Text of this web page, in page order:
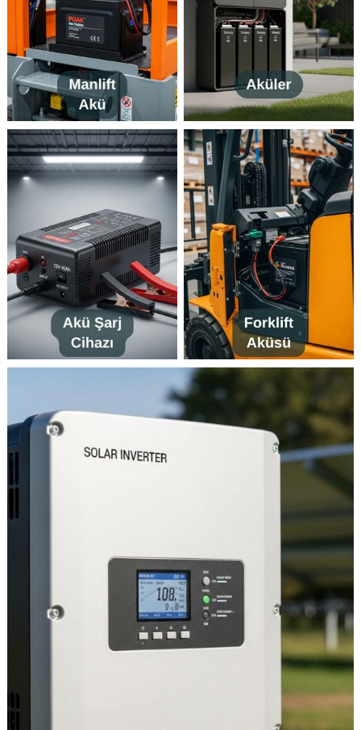
lider markalardan biridir.
Bu model, hem
dayanıklılığı hem de
performansı ile outdoor
kullanıcıların en çok
tercih ettiği
çözümlerden biridir.
İster uzun yol yapın,
ister kamp kurun, ister
karavanda yaşayın — bu
ürün ilegıdalarınızı
güvenle saklayabilir,
içeceklerinizi her zaman
buz gibi tüketebilirsiniz.
👉 Güncel fiyat ve stok
WhatsApp: +90 541 917
en dengeli
seçeneklerden biridir.
Ne çok küçük ne
gereksiz büyük:
Dometic CFX2 45,
kapasite ve taşınabilirlik
arasında en doğru
noktada konumlanır.